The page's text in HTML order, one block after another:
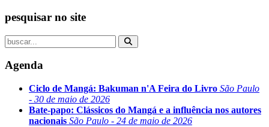
pesquisar no site
Agenda
Ciclo de Mangá: Bakuman n'A Feira do Livro São Paulo
- 30 de maio de 2026
Bate-papo: Clássicos do Mangá e a influência nos autores
nacionais São Paulo - 24 de maio de 2026